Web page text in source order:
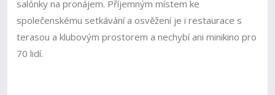
salónky na pronájem. Příjemným místem ke
společenskému setkávání a osvěžení je i restaurace s
terasou a klubovým prostorem a nechybí ani minikino pro
70 lidí.